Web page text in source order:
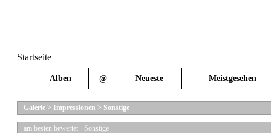
Startseite
Alben @ Neueste Meistgesehen
Galerie > Impressionen > Sonstige
am besten bewertet - Sonstige